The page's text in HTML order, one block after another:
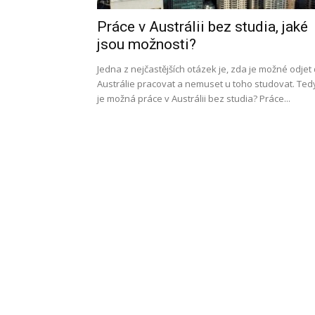
Práce v Austrálii bez studia, jaké
jsou možnosti?
Jedna z nejčastějších otázek je, zda je možné odjet
Austrálie pracovat a nemuset u toho studovat.
je možná práce v Austrálii bez studia? Práce...